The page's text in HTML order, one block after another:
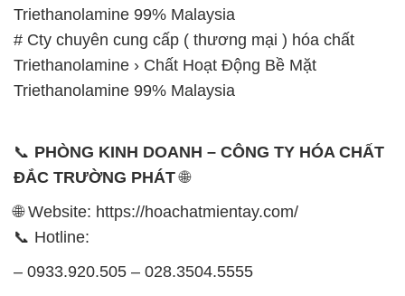
Triethanolamine 99% Malaysia
# Cty chuyên cung cấp ( thương mại ) hóa chất
Triethanolamine › Chất Hoạt Động Bề Mặt
Triethanolamine 99% Malaysia
📞 PHÒNG KINH DOANH – CÔNG TY HÓA CHẤT
ĐẮC TRƯỜNG PHÁT🌐
🌐 Website: https://hoachatmientay.com/
📞 Hotline:
– 0933.920.505 – 028.3504.5555